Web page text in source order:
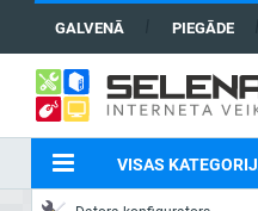
GALVENĀ PIEGĀDE
VISAS